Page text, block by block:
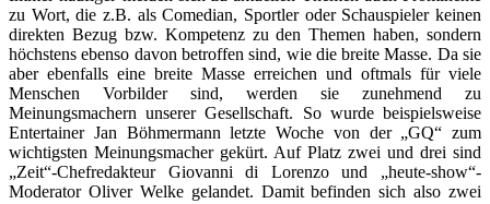
zu Wort, die z.B. als Comedian, Sportler oder Schauspieler keinen
direkten Bezug bzw. Kompetenz zu den Themen haben, sondern
höchstens ebenso davon betroffen sind, wie die breite Masse. Da sie
aber ebenfalls eine breite Masse erreichen und oftmals für viele
Menschen Vorbilder sind, werden sie zunehmend zu
Meinungsmachern unserer Gesellschaft. So wurde beispielsweise
Entertainer Jan Böhmermann letzte Woche von der „GQ“ zum
wichtigsten Meinungsmacher gekürt. Auf Platz zwei und drei sind
„Zeit“-Chefredakteur Giovanni di Lorenzo und „heute-show“-
Moderator Oliver Welke gelandet. Damit befinden sich also zwei